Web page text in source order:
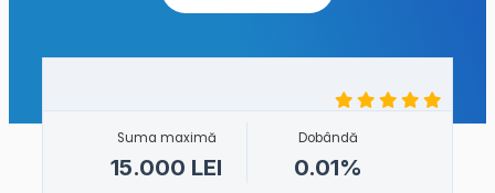
Suma maximă
15.000 LEI
Dobândă
0.01%